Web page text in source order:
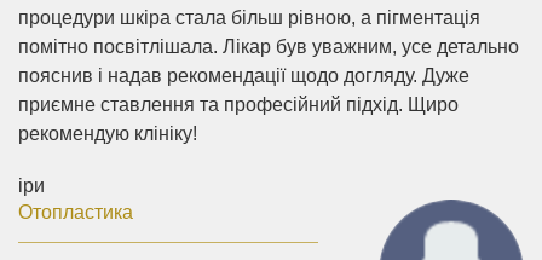
процедури шкіра стала більш рівною, а пігментація
помітно посвітлішала. Лікар був уважним, усе детально
пояснив і надав рекомендації щодо догляду. Дуже
приємне ставлення та професійний підхід. Щиро
рекомендую клініку!
іри
Отопластика